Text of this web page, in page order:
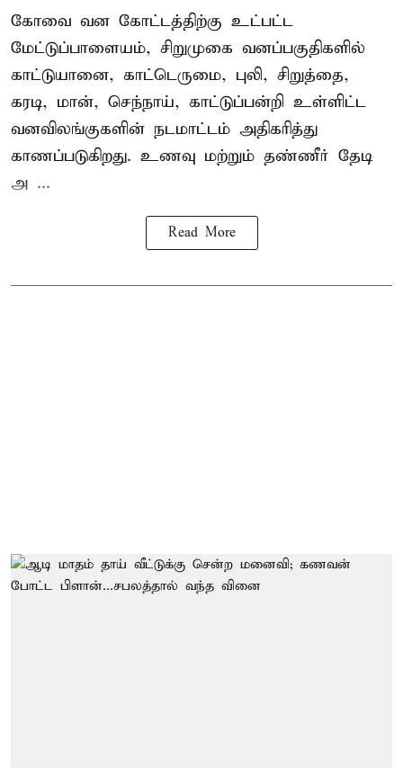
கோவை வன கோட்டத்திற்கு உட்பட்ட
மேட்டுப்பாளையம், சிறுமுகை வனப்பகுதிகளில்
காட்டுயானை, காட்டெருமை, புலி, சிறுத்தை,
கரடி, மான், செந்நாய், காட்டுப்பன்றி உள்ளிட்ட
வனவிலங்குகளின் நடமாட்டம் அதிகரித்து
காணப்படுகிறது. உணவு மற்றும் தண்ணீர் தேடி
அ ...
Read More